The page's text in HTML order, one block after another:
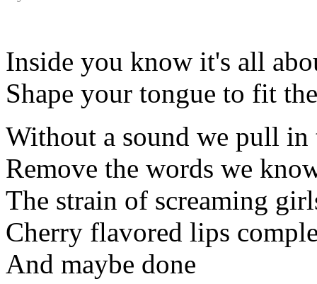
Inside you know it's all
Shape your tongue to fit
Without a sound we pull
Remove the words we
The strain of screaming
Cherry flavored lips
And maybe done